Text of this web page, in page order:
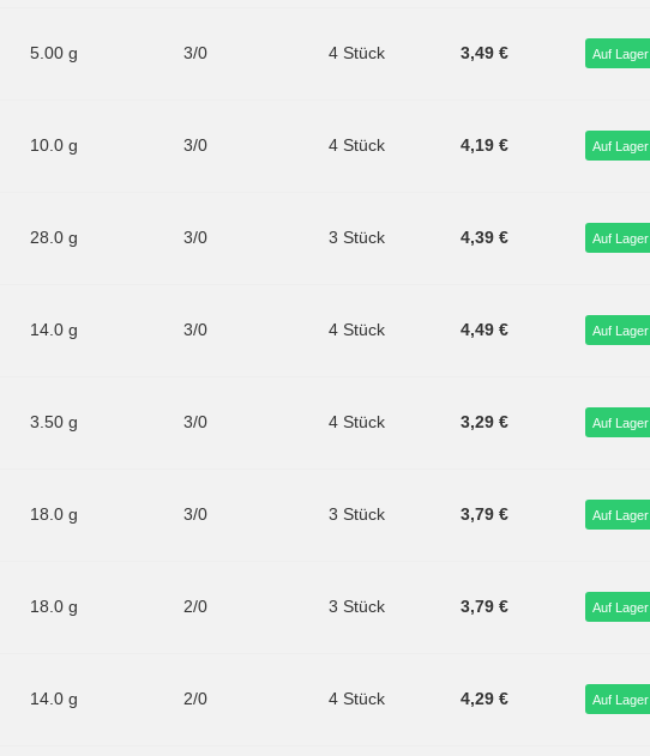
5.00 g 3/0 4 Stück 3,49 € Auf Lager
10.0 g 3/0 4 Stück 4,19 € Auf Lager
28.0 g 3/0 3 Stück 4,39 € Auf Lager
14.0 g 3/0 4 Stück 4,49 € Auf Lager
3.50 g 3/0 4 Stück 3,29 € Auf Lager
18.0 g 3/0 3 Stück 3,79 € Auf Lager
18.0 g 2/0 3 Stück 3,79 € Auf Lager
14.0 g 2/0 4 Stück 4,29 € Auf Lager